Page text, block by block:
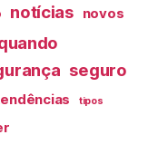
notícias novos
seguro
tipos